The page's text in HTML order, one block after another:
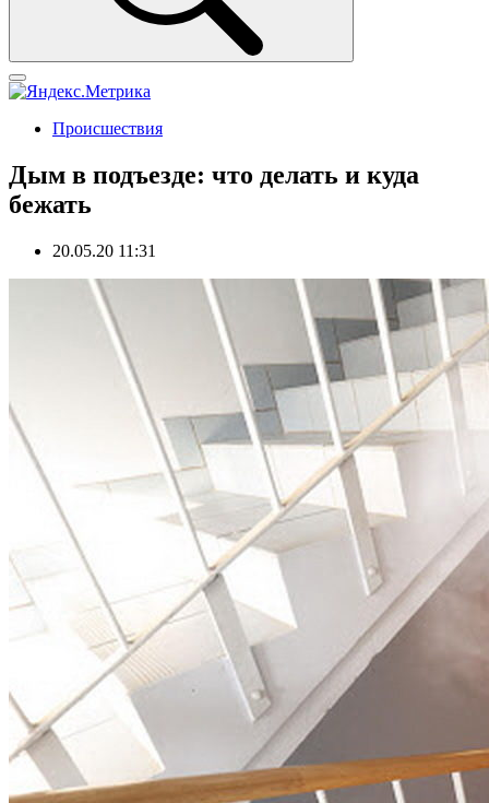
Происшествия
Дым в подъезде: что делать и куда
бежать
20.05.20 11:31